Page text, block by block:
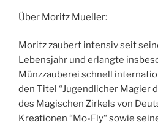
Über Moritz Mueller:
Moritz zaubert intensiv seit
Lebensjahr und erlangte
Münzzauberei schnell
den Titel “Jugendlicher Magier
des Magischen Zirkels von
Kreationen “Mo-Fly“ sowie